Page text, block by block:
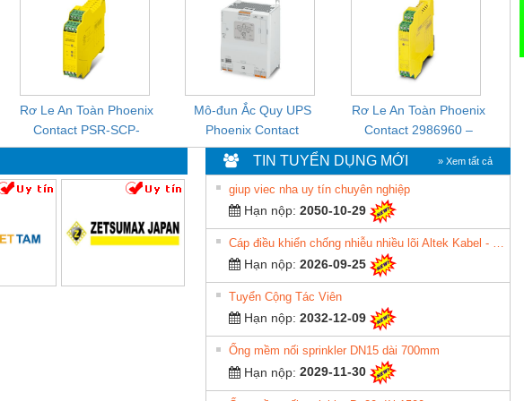
SP - 2700578
Rơ Le An Toàn Phoenix
Contact PSR-SCP-
24UC/ESL4/3X1/1X2/B
UPS/230AC/2.5KVA/PT
- 1136815
Mô-đun Ắc Quy UPS
Phoenix Contact
QUINT-HP-
BAT/PB/48DC/7.0AH/PT
- 1133819
PROFIBUS/12MB -
2708863
Rơ Le An Toàn Phoenix
Contact 2986960 –
PSR-SCP-
24DC/FSP/2X1/1X2
TIN TUYỂN DỤNG MỚI » Xem tất cả
giup viec nha uy tín chuyên nghiệp
Hạn nộp: 2050-10-29
Hạn nộp: 2026-09-25
Tuyển Cộng Tác Viên
Hạn nộp: 2032-12-09
Ống mềm nối sprinkler DN15 dài 700mm
Hạn nộp: 2029-11-30